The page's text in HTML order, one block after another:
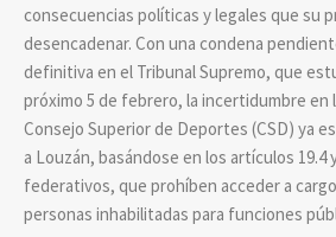
consecuencias políticas y legales que su
desencadenar. Con una condena
definitiva en el Tribunal Supremo, que
próximo 5 de febrero, la incertidumbre en
Consejo Superior de Deportes (CSD) ya
a Louzán, basándose en los artículos
federativos, que prohíben acceder a
personas inhabilitadas para funciones